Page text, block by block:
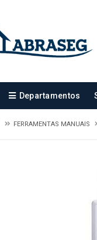
Departamentos
FERRAMENTAS MANUAIS